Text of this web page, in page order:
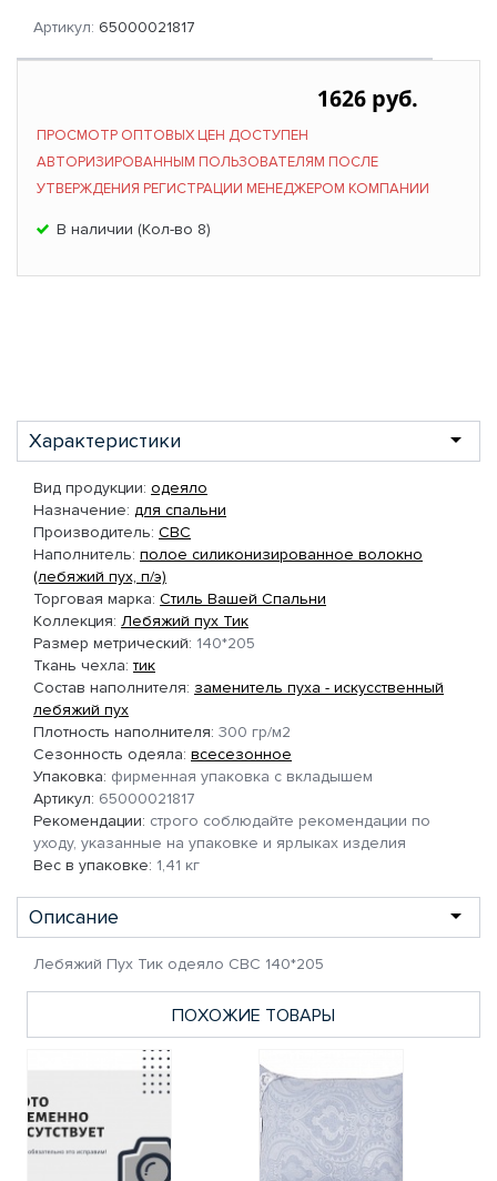
Артикул: 65000021817
1626 руб.
ПРОСМОТР ОПТОВЫХ ЦЕН ДОСТУПЕН
АВТОРИЗИРОВАННЫМ ПОЛЬЗОВАТЕЛЯМ ПОСЛЕ
УТВЕРЖДЕНИЯ РЕГИСТРАЦИИ МЕНЕДЖЕРОМ КОМПАНИИ
В наличии (Кол-во 8)
Характеристики
Вид продукции: одеяло
Назначение: для спальни
Производитель: СВС
Наполнитель: полое силиконизированное волокно
(лебяжий пух, п/э)
Торговая марка: Стиль Вашей Спальни
Коллекция: Лебяжий пух Тик
Размер метрический: 140*205
Ткань чехла: тик
Состав наполнителя: заменитель пуха - искусственный
лебяжий пух
Плотность наполнителя: 300 гр/м2
Сезонность одеяла: всесезонное
Упаковка: фирменная упаковка с вкладышем
Артикул: 65000021817
Рекомендации: строго соблюдайте рекомендации по
уходу, указанные на упаковке и ярлыках изделия
Вес в упаковке: 1,41 кг
Описание
Лебяжий Пух Тик одеяло СВС 140*205
ПОХОЖИЕ ТОВАРЫ